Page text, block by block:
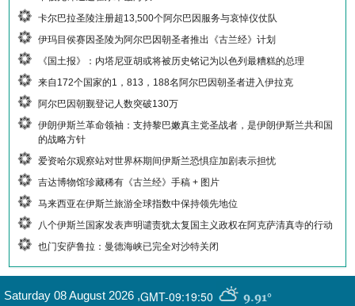
卡尔巴拉圣陵注册超13,500个阿尔巴因服务与哀悼仪仗队
伊玛目侯赛因圣陵为阿尔巴因朝圣者推出《古兰经》计划
《国土报》：内塔尼亚胡或将被历史铭记为以色列最糟糕的总理
来自172个国家的1，813，188名阿尔巴因朝圣者进入伊拉克
阿尔巴因朝觐登记人数突破130万
伊朗伊斯兰革命领袖：支持黎巴嫩真主党圣战者，是伊朗伊斯兰共和国
的战略方针
爱资哈尔观察站对世界杯期间伊斯兰恐惧症加剧表示担忧
吉达博物馆珍藏稀有《古兰经》手稿 + 图片
马来西亚在伊斯兰旅游全球指数中保持领先地位
八个伊斯兰国家发表声明谴责犹太复国主义政权在阿克萨清真寺的行动
也门安萨鲁拉：曼德海峡已完全对沙特关闭
GMT-09:19:50 9.91°
Saturday 08 August 2026 ,